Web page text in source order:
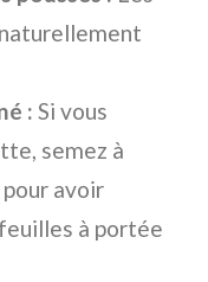
: Si vous
semez à
avoir
à portée